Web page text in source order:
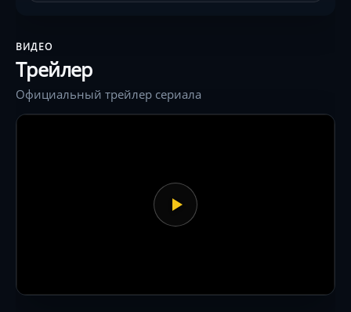
ВИДЕО
Трейлер
Официальный трейлер сериала